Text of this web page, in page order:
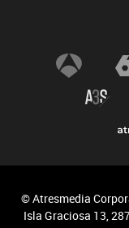
© Atresmedia
Isla Graciosa 13,